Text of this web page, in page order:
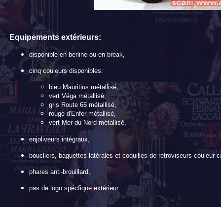
Equipements extérieurs:
disponible en berline ou en break,
cinq couleurs disponibles:
bleu Mauritius métallisé,
vert Véga métallisé,
gris Route 66 métallisé,
rouge d'Enfer métallisé,
vert Mer du Nord métallisé,
enjoliveurs intégraux,
boucliers, baguettes latérales et coquilles de rétroviseurs couleur
phares anti-brouillard,
pas de logo spécfique extérieur.